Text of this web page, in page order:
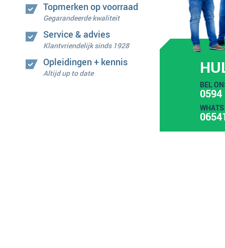
Topmerken op voorraad
Gegarandeerde kwaliteit
Service & advies
Klantvriendelijk sinds 1928
Opleidingen + kennis
Altijd up to date
BEL
0594
WHATS